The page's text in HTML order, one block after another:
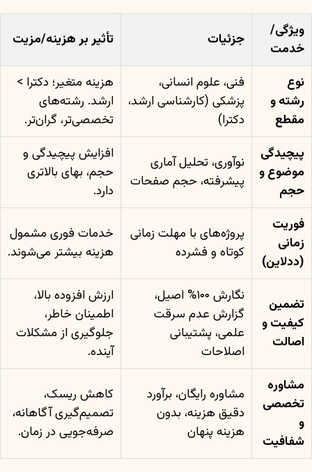
ویژگی/
خدمت
جزئیات تأثیر بر هزینه/مزیت
نوع
رشته و
مقطع
فنی، علوم انسانی،
پزشکی (کارشناسی ارشد،
دکترا)
هزینه متغیر؛ دکترا >
ارشد. رشته‌های
تخصصی‌تر، گران‌تر.
پیچیدگی
موضوع و
حجم
نوآوری، تحلیل آماری
پیشرفته، حجم صفحات
افزایش پیچیدگی و
حجم، بهای بالاتری
دارد.
فوریت
زمانی
(ددلاین)
پروژه‌های با مهلت زمانی
کوتاه و فشرده
خدمات فوری مشمول
هزینه بیشتر می‌شوند.
تضمین
کیفیت و
اصالت
نگارش ۱۰۰% اصیل،
گزارش عدم سرقت
علمی، پشتیبانی
اصلاحات
ارزش افزوده بالا،
اطمینان خاطر،
جلوگیری از مشکلات
آینده.
مشاوره
تخصصی
و
شفافیت
مشاوره رایگان، برآورد
دقیق هزینه، بدون
هزینه پنهان
کاهش ریسک،
تصمیم‌گیری آگاهانه،
صرفه‌جویی در زمان.